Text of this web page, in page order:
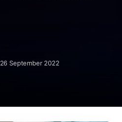
26 September 2022